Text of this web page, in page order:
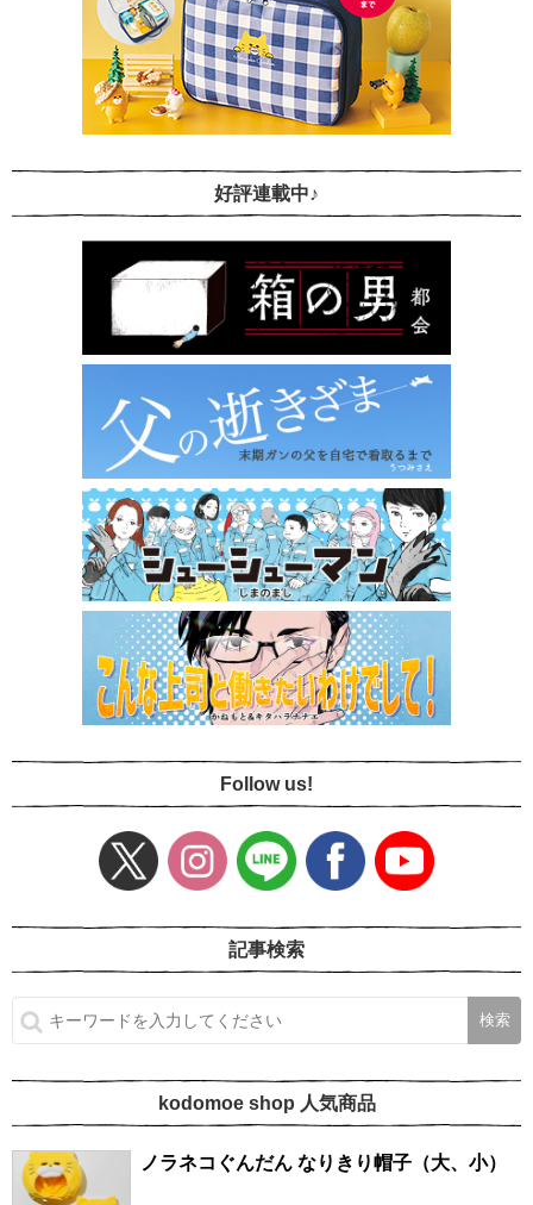
好評連載中♪
Follow us!
記事検索
kodomoe shop 人気商品
ノラネコぐんだん なりきり帽子（大、小）